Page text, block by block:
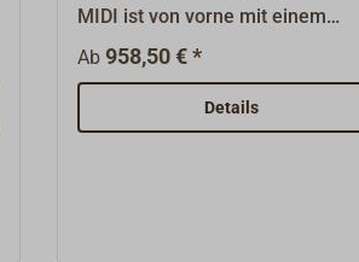
MIDI ist von vorne mit einem
Knebelverschluss öffnen. Der
Batteriwechsel und alle
Einstellungen können problemlos
von vorne durchgeführt werden.
Ab958,50 € *
Details